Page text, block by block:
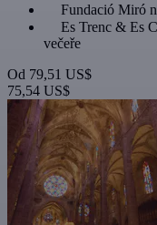
Fundació Miró
Es Trenc & Es
večeře
Od 79,51 US$
75,54 US$